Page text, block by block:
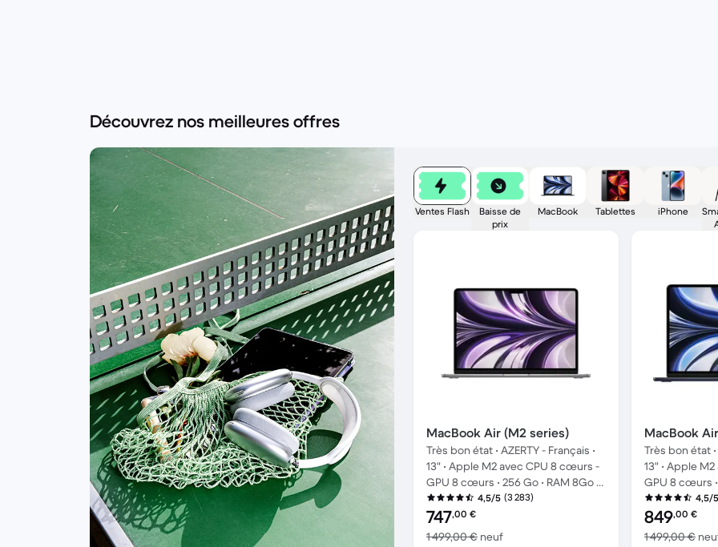
Découvrez nos meilleures offres
Ventes Flash
Baisse de
prix
MacBook Tablettes iPhone
MacBook Air (M2 series)
Très bon état • AZERTY - Français •
13" • Apple M2 avec CPU 8 cœurs -
GPU 8 cœurs • 256 Go • RAM 8Go •
Gris sidéral4,5/5 (3 283)
Prix reconditionné :
747,00 €
1 499,00 € neufcontre 1 499,00 € neuf
MacBook
Très bon état •
13" • Apple
GPU 8 cœurs •
Minuit
4,5/5
Prix
849,00 €
1 499,00 €